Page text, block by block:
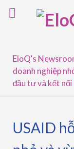
EloQ's
doanh nghiệp
đầu tư và kết nối
USAID